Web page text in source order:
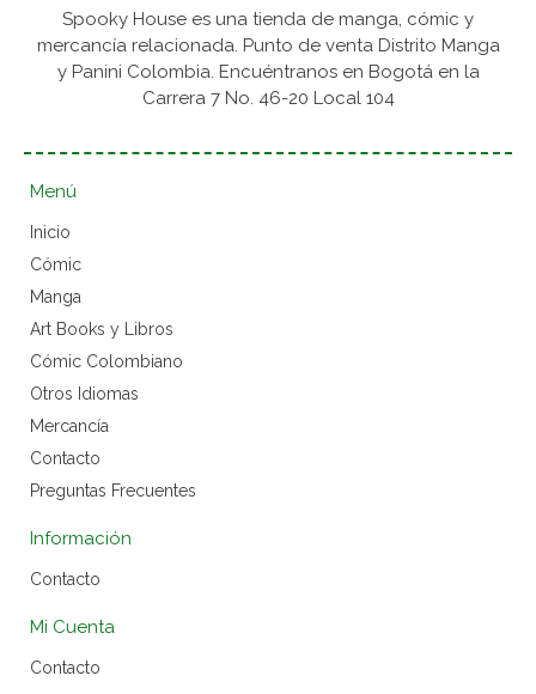
Spooky House es una tienda de manga, cómic y
mercancía relacionada. Punto de venta Distrito Manga
y Panini Colombia. Encuéntranos en Bogotá en la
Carrera 7 No. 46-20 Local 104
Menú
Inicio
Cómic
Manga
Art Books y Libros
Cómic Colombiano
Otros Idiomas
Mercancía
Contacto
Preguntas Frecuentes
Información
Contacto
Mi Cuenta
Contacto